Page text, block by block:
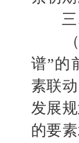
三
（
谱”的
素联
发展
的要